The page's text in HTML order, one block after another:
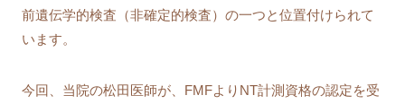
前遺伝学的検査（非確定的検査）の一つと位置付けられて
います。
今回、当院の松田医師が、FMFよりNT計測資格の認定を受